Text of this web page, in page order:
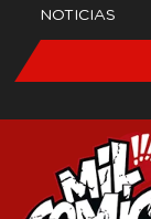
NOTICIAS